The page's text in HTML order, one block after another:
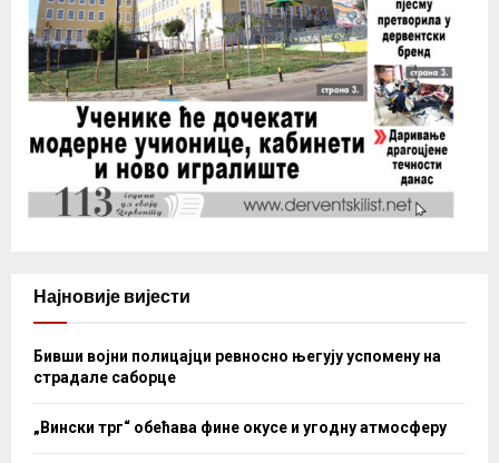
Најновије вијести
Бивши војни полицајци ревносно његују успомену на
страдале саборце
„Вински трг“ обећава фине окусе и угодну атмосферу